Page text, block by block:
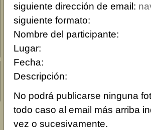
siguiente dirección de email:
siguiente formato:
Nombre del participante:
Lugar:
Fecha:
Descripción:
No podrá publicarse ninguna
todo caso al email más arriba
vez o sucesivamente.